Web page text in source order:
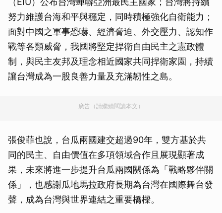
努力維護台海和平與穩定，同時積極強化自衛能力；
面對中國之軍事恐嚇、經濟脅迫、外交壓力、認知作
戰等各類威脅，我國將堅定捍衛自由民主之憲政體
制，與民主友邦及理念相近國家共同捍衛家園，持續
讓台灣成為一股良善力量及充滿韌性之島。
廣告（請繼續閱讀本文）
張俊菲也說，台瓜兩國建交超過90年，雙方基於共
同的民主、自由價值在多項領域合作且展現顯著成
果，未來將進一步提升台瓜兩國關係為「戰略夥伴關
係」，也感謝瓜地馬拉政府長期為台灣在國際舞台發
聲，成為台灣與世界連結之重要橋樑。